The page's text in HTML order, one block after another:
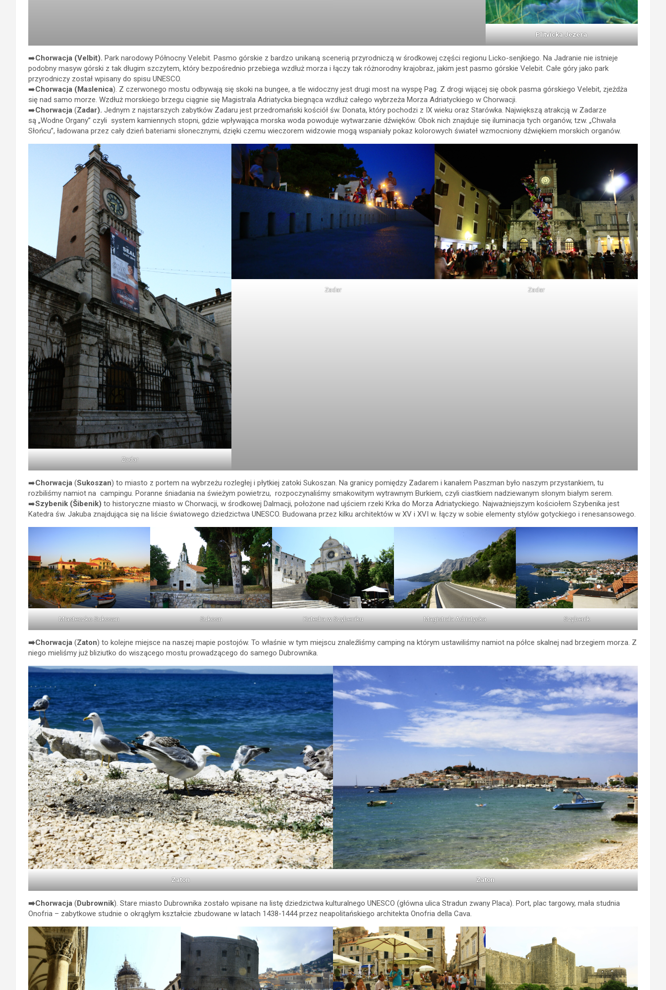
Plitvicka Jezera
➡️Chorwacja (Velbit). Park narodowy Północny Velebit. Pasmo górskie z bardzo unikaną scenerią przyrodniczą w środkowej części regionu Licko-senjkiego. Na Jadranie nie istnieje
podobny masyw górski z tak długim szczytem, który bezpośrednio przebiega wzdłuż morza i łączy tak różnorodny krajobraz, jakim jest pasmo górskie Velebit. Całe góry jako park
przyrodniczy został wpisany do spisu UNESCO.
➡️Chorwacja (Maslenica). Z czerwonego mostu odbywają się skoki na bungee, a tle widoczny jest drugi most na wyspę Pag. Z drogi wijącej się obok pasma górskiego Velebit, zjeżdża
się nad samo morze. Wzdłuż morskiego brzegu ciągnie się Magistrala Adriatycka biegnąca wzdłuż całego wybrzeża Morza Adriatyckiego w Chorwacji.
➡️Chorwacja (Zadar). Jednym z najstarszych zabytków Zadaru jest przedromański kościół św. Donata, który pochodzi z IX wieku oraz Starówka. Największą atrakcją w Zadarze
są „Wodne Organy” czyli system kamiennych stopni, gdzie wpływająca morska woda powoduje wytwarzanie dźwięków. Obok nich znajduje się iluminacja tych organów, tzw. „Chwała
Słońcu”, ładowana przez cały dzień bateriami słonecznymi, dzięki czemu wieczorem widzowie mogą wspaniały pokaz kolorowych świateł wzmocniony dźwiękiem morskich organów.
Zadar
Zadar Zadar
➡️Chorwacja (Sukoszan) to miasto z portem na wybrzeżu rozległej i płytkiej zatoki Sukoszan. Na granicy pomiędzy Zadarem i kanałem Paszman było naszym przystankiem, tu
rozbiliśmy namiot na campingu. Poranne śniadania na świeżym powietrzu, rozpoczynaliśmy smakowitym wytrawnym Burkiem, czyli ciastkiem nadziewanym słonym białym serem.
➡️Szybenik (Šibenik) to historyczne miasto w Chorwacji, w środkowej Dalmacji, położone nad ujściem rzeki Krka do Morza Adriatyckiego. Najważniejszym kościołem Szybenika jest
Katedra św. Jakuba znajdująca się na liście światowego dziedzictwa UNESCO. Budowana przez kilku architektów w XV i XVI w. łączy w sobie elementy stylów gotyckiego i renesansowego.
Miasteczko Sukosan Sukosn Katedra w Szybeniku Magistrala Adriatycka Szybenik
➡️Chorwacja (Zaton) to kolejne miejsce na naszej mapie postojów. To właśnie w tym miejscu znaleźliśmy camping na którym ustawiliśmy namiot na półce skalnej nad brzegiem morza. Z
niego mieliśmy już bliziutko do wiszącego mostu prowadzącego do samego Dubrownika.
Zaton Zaton
➡️Chorwacja (Dubrownik). Stare miasto Dubrownika zostało wpisane na listę dziedzictwa kulturalnego UNESCO (główna ulica Stradun zwany Placa). Port, plac targowy, mała studnia
Onofria – zabytkowe studnie o okrągłym kształcie zbudowane w latach 1438-1444 przez neapolitańskiego architekta Onofria della Cava.